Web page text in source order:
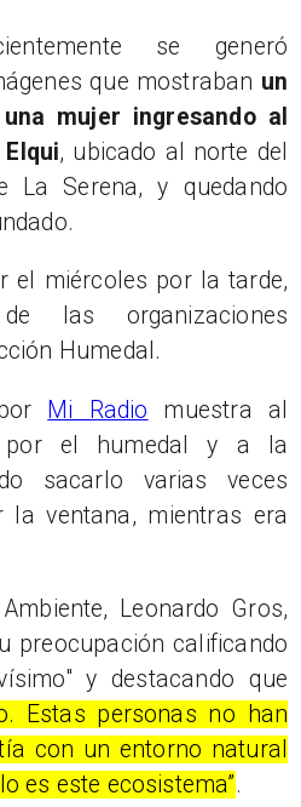
se generó
que mostraban un
mujer ingresando al
, ubicado al norte del
La Serena, y quedando
el miércoles por la tarde,
las organizaciones
Humedal.
Mi Radio muestra al
por el humedal y a la
sacarlo varias veces
la ventana, mientras era
Leonardo Gros,
preocupación calificando
y destacando que
Estas personas no han
con un entorno natural
es este ecosistema”.